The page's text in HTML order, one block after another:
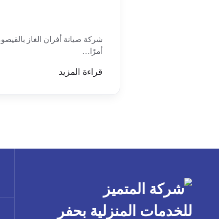
شركة صيانة أفران الغاز
أمرًا…
قراءة المزيد